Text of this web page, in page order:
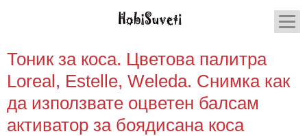
Тоник за коса. Цветова палитра
Loreal, Estelle, Weleda. Снимка как
да използвате оцветен балсам
активатор за боядисана коса